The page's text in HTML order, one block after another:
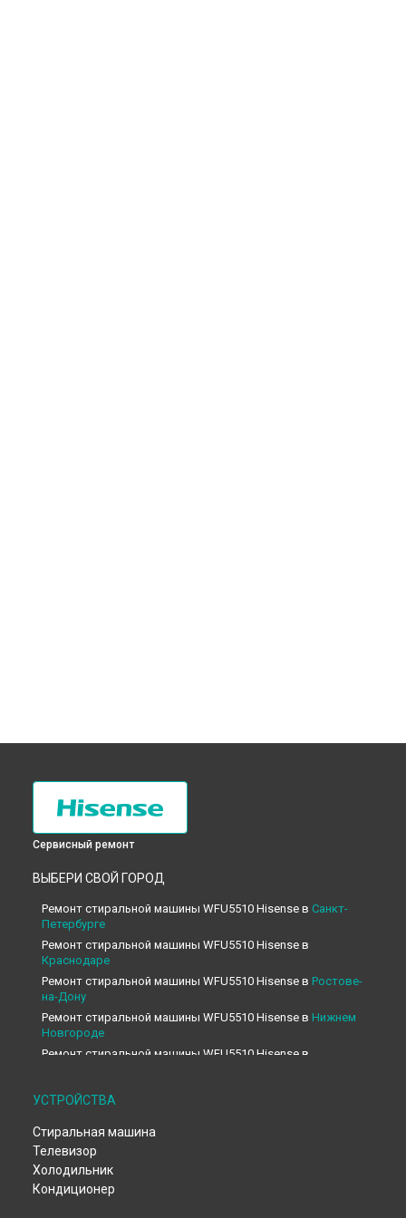
Сервисный ремонт
ВЫБЕРИ СВОЙ ГОРОД
Ремонт стиральной машины WFU5510 Hisense в Санкт-
Петербурге
Ремонт стиральной машины WFU5510 Hisense в
Краснодаре
Ремонт стиральной машины WFU5510 Hisense в Ростове-
на-Дону
Ремонт стиральной машины WFU5510 Hisense в Нижнем
Новгороде
Ремонт стиральной машины WFU5510 Hisense в
Ремонт стиральной машины WFU5510 Hisense в
Челябинске
Ремонт стиральной машины WFU5510 Hisense в
Екатеринбурге
Ремонт стиральной машины WFU5510 Hisense в
Ремонт стиральной машины WFU5510 Hisense в
УСТРОЙСТВА
Стиральная машина
Телевизор
Холодильник
Кондиционер